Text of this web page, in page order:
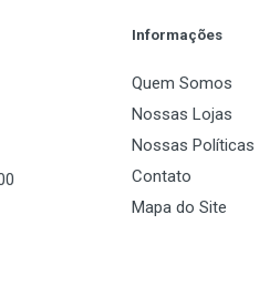
Padrão
Informações
Quem Somos
Nossas Lojas
Nossas Políticas
Contato
Mapa do Site